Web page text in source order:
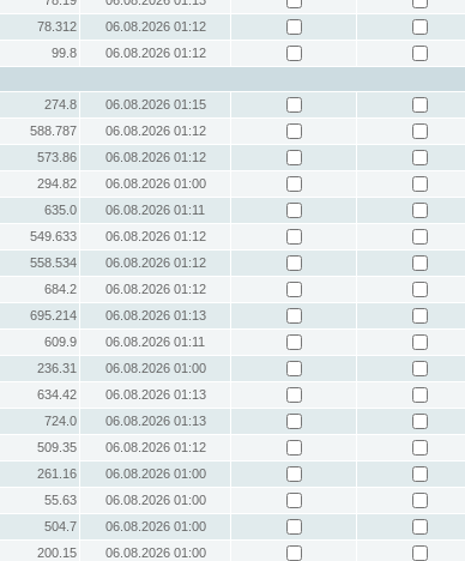
78.312
06.08.2026 01:12
99.8
06.08.2026 01:12
274.8
06.08.2026 01:15
588.787
06.08.2026 01:12
573.86
06.08.2026 01:12
294.82
06.08.2026 01:00
635.0
06.08.2026 01:11
549.633
06.08.2026 01:12
558.534
06.08.2026 01:12
684.2
06.08.2026 01:12
695.214
06.08.2026 01:13
609.9
06.08.2026 01:11
236.31
06.08.2026 01:00
634.42
06.08.2026 01:13
724.0
06.08.2026 01:13
509.35
06.08.2026 01:12
261.16
06.08.2026 01:00
55.63
06.08.2026 01:00
504.7
06.08.2026 01:00
200.15
06.08.2026 01:00